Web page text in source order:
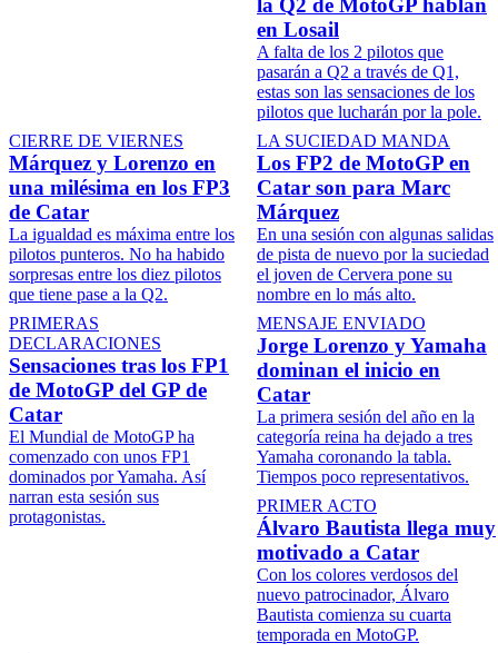
la Q2 de MotoGP hablan
en Losail
A falta de los 2 pilotos que
pasarán a Q2 a través de Q1,
estas son las sensaciones de los
pilotos que lucharán por la pole.
CIERRE DE VIERNES
Márquez y Lorenzo en
una milésima en los FP3
de Catar
La igualdad es máxima entre los
pilotos punteros. No ha habido
sorpresas entre los diez pilotos
que tiene pase a la Q2.
LA SUCIEDAD MANDA
Los FP2 de MotoGP en
Catar son para Marc
Márquez
En una sesión con algunas salidas
de pista de nuevo por la suciedad
el joven de Cervera pone su
nombre en lo más alto.
PRIMERAS
DECLARACIONES
Sensaciones tras los FP1
de MotoGP del GP de
Catar
El Mundial de MotoGP ha
comenzado con unos FP1
dominados por Yamaha. Así
narran esta sesión sus
protagonistas.
MENSAJE ENVIADO
Jorge Lorenzo y Yamaha
dominan el inicio en
Catar
La primera sesión del año en la
categoría reina ha dejado a tres
Yamaha coronando la tabla.
Tiempos poco representativos.
PRIMER ACTO
Álvaro Bautista llega muy
motivado a Catar
Con los colores verdosos del
nuevo patrocinador, Álvaro
Bautista comienza su cuarta
temporada en MotoGP.